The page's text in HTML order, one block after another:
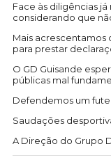
Face às diligências
considerando que
Mais acrescentamos
para prestar
O GD Guisande
públicas mal
Defendemos um
Saudações
A Direção do Grupo